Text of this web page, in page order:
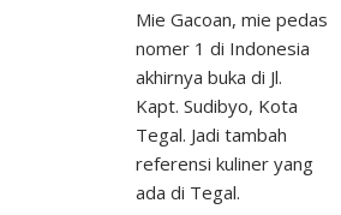
Mie Gacoan, mie pedas
nomer 1 di Indonesia
akhirnya buka di Jl.
Kapt. Sudibyo, Kota
Tegal. Jadi tambah
referensi kuliner yang
ada di Tegal.